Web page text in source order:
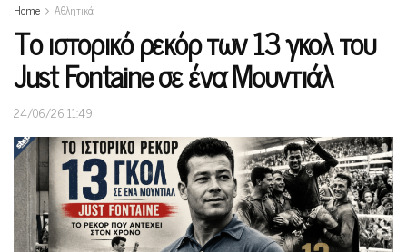
Home Αθλητικά
Το ιστορικό ρεκόρ των 13 γκολ του
Just Fontaine σε ένα Μουντιάλ
24/06/26 11:49